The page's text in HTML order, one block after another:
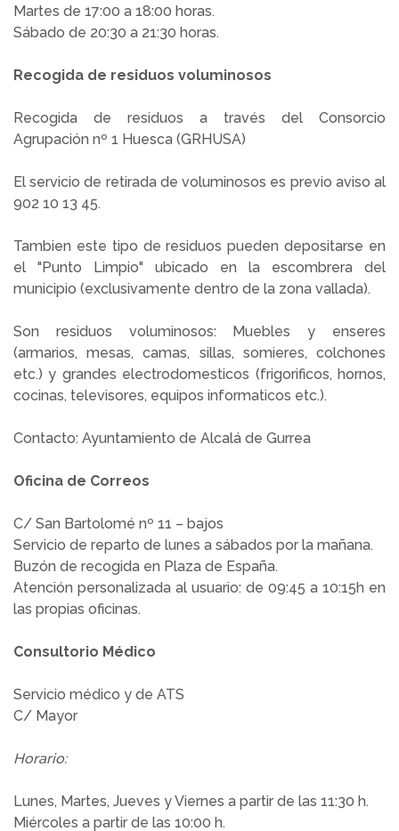
Martes de 17:00 a 18:00 horas.
Sábado de 20:30 a 21:30 horas.
Recogida de residuos voluminosos
Recogida de residuos a través del Consorcio
Agrupación nº 1 Huesca (GRHUSA)
El servicio de retirada de voluminosos es previo aviso al
902 10 13 45.
Tambien este tipo de residuos pueden depositarse en
el "Punto Limpio" ubicado en la escombrera del
municipio (exclusivamente dentro de la zona vallada).
Son residuos voluminosos: Muebles y enseres
(armarios, mesas, camas, sillas, somieres, colchones
etc.) y grandes electrodomesticos (frigorificos, hornos,
cocinas, televisores, equipos informaticos etc.).
Contacto: Ayuntamiento de Alcalá de Gurrea
Oficina de Correos
C/ San Bartolomé nº 11 – bajos
Servicio de reparto de lunes a sábados por la mañana.
Buzón de recogida en Plaza de España.
Atención personalizada al usuario: de 09:45 a 10:15h en
las propias oficinas.
Consultorio Médico
Servicio médico y de ATS
C/ Mayor
Horario:
Lunes, Martes, Jueves y Viernes a partir de las 11:30 h.
Miércoles a partir de las 10:00 h.